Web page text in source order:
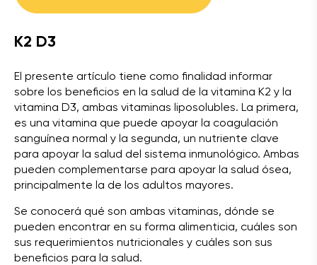
K2 D3
El presente artículo tiene como finalidad informar
sobre los beneficios en la salud de la vitamina K2 y la
vitamina D3, ambas vitaminas liposolubles. La primera,
es una vitamina que puede apoyar la coagulación
sanguínea normal y la segunda, un nutriente clave
para apoyar la salud del sistema inmunológico. Ambas
pueden complementarse para apoyar la salud ósea,
principalmente la de los adultos mayores.
Se conocerá qué son ambas vitaminas, dónde se
pueden encontrar en su forma alimenticia, cuáles son
sus requerimientos nutricionales y cuáles son sus
beneficios para la salud.